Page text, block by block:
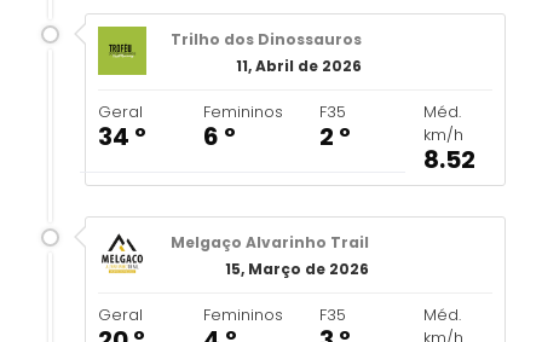
Trilho dos Dinossauros
11, Abril de 2026
Geral
34 º
Femininos
6 º
F35
2 º
Méd.
km/h
8.52
Melgaço Alvarinho Trail
15, Março de 2026
Geral Femininos F35
Méd.
km/h